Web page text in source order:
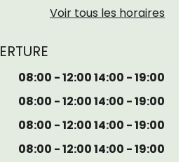
Voir tous les horaires
08:00 - 12:00 14:00 - 19:00
08:00 - 12:00 14:00 - 19:00
08:00 - 12:00 14:00 - 19:00
08:00 - 12:00 14:00 - 19:00